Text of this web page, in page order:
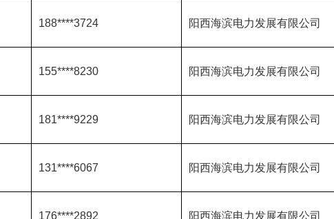
188****3724 阳西海滨电力发展有限公司
155****8230 阳西海滨电力发展有限公司
181****9229 阳西海滨电力发展有限公司
131****6067 阳西海滨电力发展有限公司
176****2892 阳西海滨电力发展有限公司